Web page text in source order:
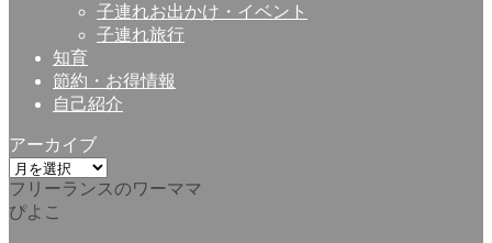
子連れお出かけ・イベント
子連れ旅行
知育
節約・お得情報
自己紹介
アーカイブ
ア
ー
カ
フリーランスのワーママ
ぴよこ